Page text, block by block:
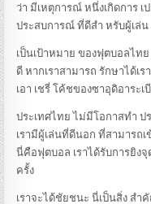
ว่า มีเหตุการณ์ หนึ่งเกิดการ เ
ประสบการณ์ ที่ดีสำ หรับผู้เล่
เป็นเป้าหมาย ของฟุตบอลไท
ดี หากเราสามารถ รักษาได้เ
เอา เชรี่ โค้ชของซาอุดิอาระเ
ประเทศไทย ไม่มีโอกาสทำ ป
เรามีผู้เล่นที่ดีนอก ที่สามารถเ
นี่คือฟุตบอล เราได้รับการยิง
ครั้ง
เราจะได้ชัยชนะ นี่เป็นสิ่ง สำ